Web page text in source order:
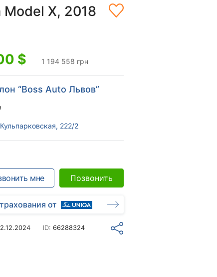
Model X, 2018
$ 1 194 558 грн
“Boss Auto Львов”
222/2
мне Позвонить
от
ID:66288324